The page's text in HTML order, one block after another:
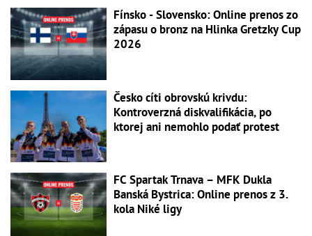
Fínsko - Slovensko: Online prenos zo
zápasu o bronz na Hlinka Gretzky Cup
2026
Česko cíti obrovskú krivdu:
Kontroverzná diskvalifikácia, po
ktorej ani nemohlo podať protest
FC Spartak Trnava – MFK Dukla
Banská Bystrica: Online prenos z 3.
kola Niké ligy